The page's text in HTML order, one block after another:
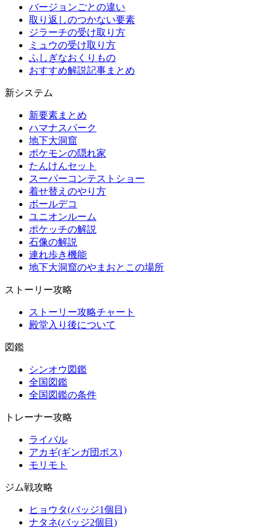
バージョンごとの違い
取り返しのつかない要素
ジラーチの受け取り方
ミュウの受け取り方
ふしぎなおくりもの
おすすめ解説記事まとめ
新システム
新要素まとめ
ハマナスパーク
地下大洞窟
ポケモンの隠れ家
たんけんセット
スーパーコンテストショー
着せ替えのやり方
ボールデコ
ユニオンルーム
ポケッチの解説
石像の解説
連れ歩き機能
地下大洞窟のやまおとこの場所
ストーリー攻略
ストーリー攻略チャート
殿堂入り後について
図鑑
シンオウ図鑑
全国図鑑
全国図鑑の条件
トレーナー攻略
ライバル
アカギ(ギンガ団ボス)
モリモト
ジム戦攻略
ヒョウタ(バッジ1個目)
ナタネ(バッジ2個目)